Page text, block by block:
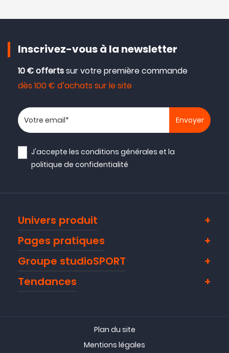
Inscrivez-vous à la newsletter
10 € offertssur votre première commande
dès 100 € d’achats sur le site
Votre adresse email
J'accepte lesconditions générales et la
politique de confidentialité
Univers produit
Pages pratiques
Groupe studioSPORT
Tendances
Plan du site
Mentions légales